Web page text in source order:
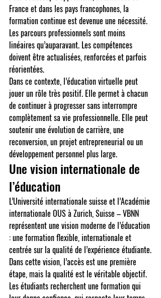
France et dans les pays francophones, la
formation continue est devenue une nécessité.
Les parcours professionnels sont moins
linéaires qu’auparavant. Les compétences
doivent être actualisées, renforcées et parfois
réorientées.
Dans ce contexte, l’éducation virtuelle peut
jouer un rôle très positif. Elle permet à chacun
de continuer à progresser sans interrompre
complètement sa vie professionnelle. Elle peut
soutenir une évolution de carrière, une
reconversion, un projet entrepreneurial ou un
développement personnel plus large.
Une vision internationale de
l’éducation
L’Université internationale suisse et l’Académie
internationale OUS à Zurich, Suisse – VBNN
représentent une vision moderne de l’éducation
: une formation flexible, internationale et
centrée sur la qualité de l’expérience étudiante.
Dans cette vision, l’accès est une première
étape, mais la qualité est le véritable objectif.
Les étudiants recherchent une formation qui